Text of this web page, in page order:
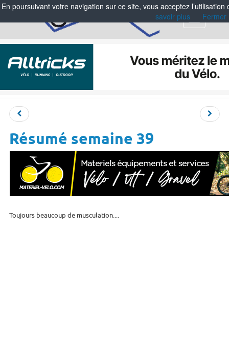
Menu
Résumé semaine 39
Toujours beaucoup de musculation....
En poursuivant votre navigation sur ce site, vous acceptez
savoir plus
Fermer